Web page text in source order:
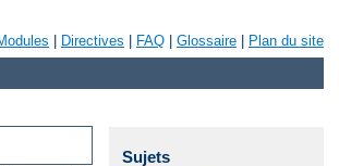
Directives FAQ Glossaire Plan du site
Sujets